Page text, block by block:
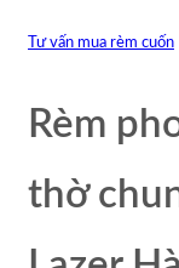
Tư vấn mua rèm cuốn
Rèm
thờ